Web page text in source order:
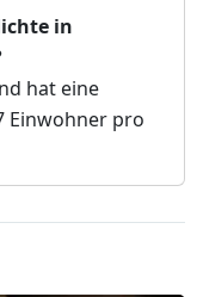
in
hat eine
Einwohner pro